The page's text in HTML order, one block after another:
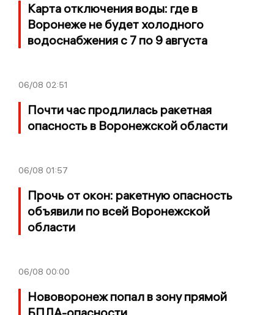
Карта отключения воды: где в
Воронеже не будет холодного
водоснабжения с 7 по 9 августа
06/08 02:51
Почти час продлилась ракетная
опасность в Воронежской области
06/08 01:57
Прочь от окон: ракетную опасность
объявили по всей Воронежской
области
06/08 00:00
Нововоронеж попал в зону прямой